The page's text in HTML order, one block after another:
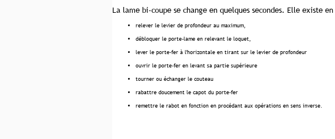
La lame bi-coupe se change en quelques secondes. Elle existe
relever le levier de profondeur au maximum,
débloquer le porte-lame en relevant le loquet,
lever le porte-fer à l'horizontale en tirant sur le levier de profondeur
ouvrir le porte-fer en levant sa partie supérieure
tourner ou échanger le couteau
rabattre doucement le capot du porte-fer
remettre le rabot en fonction en procédant aux opérations en sens inverse.